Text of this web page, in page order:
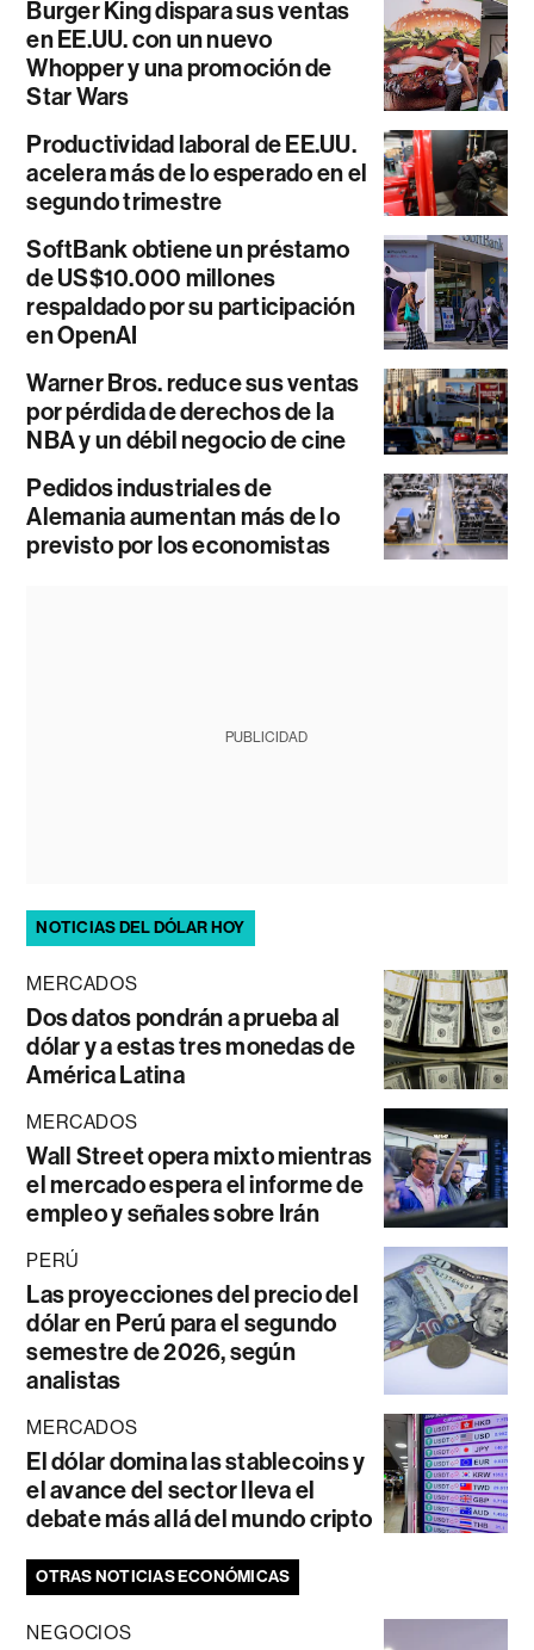
Burger King dispara sus ventas
en EE.UU. con un nuevo
Whopper y una promoción de
Star Wars
Productividad laboral de EE.UU.
acelera más de lo esperado en el
segundo trimestre
SoftBank obtiene un préstamo
de US$10.000 millones
respaldado por su participación
en OpenAI
Warner Bros. reduce sus ventas
por pérdida de derechos de la
NBA y un débil negocio de cine
Pedidos industriales de
Alemania aumentan más de lo
previsto por los economistas
PUBLICIDAD
NOTICIAS DEL DÓLAR HOY
MERCADOS
Dos datos pondrán a prueba al
dólar y a estas tres monedas de
América Latina
MERCADOS
Wall Street opera mixto mientras
el mercado espera el informe de
empleo y señales sobre Irán
PERÚ
Las proyecciones del precio del
dólar en Perú para el segundo
semestre de 2026, según
analistas
MERCADOS
El dólar domina las stablecoins y
el avance del sector lleva el
debate más allá del mundo cripto
OTRAS NOTICIAS ECONÓMICAS
NEGOCIOS